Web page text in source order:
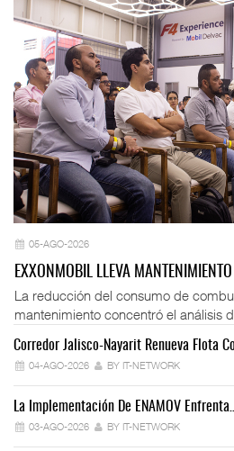
05-AGO-2026
EXXONMOBIL LLEVA
La reducción del consumo de
mantenimiento concentró el análisis
Corredor Jalisco-Nayarit Renueva Flota
04-AGO-2026 BY IT-NETWORK
La Implementación De ENAMOV Enfrenta…
03-AGO-2026 BY IT-NETWORK